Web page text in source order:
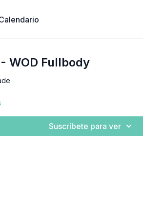
WOD Fullbody
Suscríbete para ver